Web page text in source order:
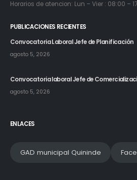
Horarios de atencion: Lun – Vier : 08:00 –
PUBLICACIONES RECIENTES
Convocatoria Laboral Jefe de Planificación
agosto 5, 2026
Convocatoria laboral Jefe de
agosto 5, 2026
ENLACES
GAD municipal Quininde